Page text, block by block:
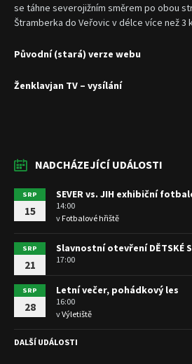
se táhne severojižním směrem po obou
Štramberka do Veřovic v délce více než 3
Původní (stará) verze webu
Ženklavjan TV – vysílání
NADCHÁZEJÍCÍ UDÁLOSTI
SRP
15
SEVER vs. JIH exhibiční
14:00
vFotbalové hřiště
SRP
21
Slavnostní otevření DĚTSKÉ
17:00
SRP
28
Letní večer, pohádkový les
16:00
vVýletiště
DALŠÍ UDÁLOSTI